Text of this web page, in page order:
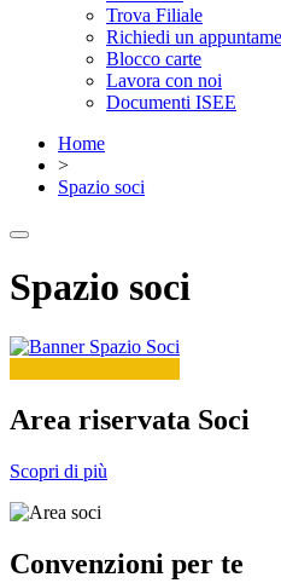
Trova Filiale
Richiedi un
Blocco carte
Lavora con noi
Documenti ISEE
Home
>
Spazio soci
Spazio soci
Area riservata Soci
Scopri di più
Convenzioni per te